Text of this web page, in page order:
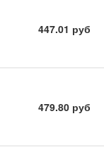
447.01 руб
479.80 руб